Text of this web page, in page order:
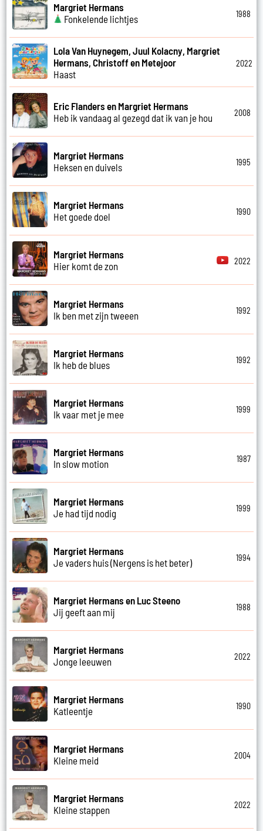
Margriet Hermans
Fonkelende lichtjes
1988
Lola Van Huynegem, Juul Kolacny, Margriet
Hermans, Christoff en Metejoor
Haast
2022
Eric Flanders en Margriet Hermans
Heb ik vandaag al gezegd dat ik van je hou
2008
Margriet Hermans
Heksen en duivels
1995
Margriet Hermans
Het goede doel
1990
Margriet Hermans
Hier komt de zon
2022
Margriet Hermans
Ik ben met zijn tweeen
1992
Margriet Hermans
Ik heb de blues
1992
Margriet Hermans
Ik vaar met je mee
1999
Margriet Hermans
In slow motion
1987
Margriet Hermans
Je had tijd nodig
1999
Margriet Hermans
Je vaders huis (Nergens is het beter)
1994
Margriet Hermans en Luc Steeno
Jij geeft aan mij
1988
Margriet Hermans
Jonge leeuwen
2022
Margriet Hermans
Katleentje
1990
Margriet Hermans
Kleine meid
2004
Margriet Hermans
Kleine stappen
2022